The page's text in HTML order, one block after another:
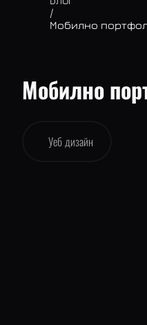
/
Мобилно
Мобилно
Уеб дизайн